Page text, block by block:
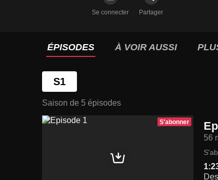
Se connecter Partager
ÉPISODES À VOIR AUSSI
S1
Saison de 5 épisodes
S'abonner
56